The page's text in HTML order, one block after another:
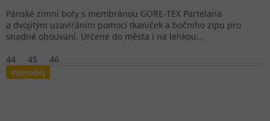
Pánské zimní boty s membránou GORE-TEX Partelana
a dvojitým uzavíráním pomocí tkaniček a bočního zipu pro
snadné obouvání. Určené do města i na lehkou...
44
45 46
Výprodej